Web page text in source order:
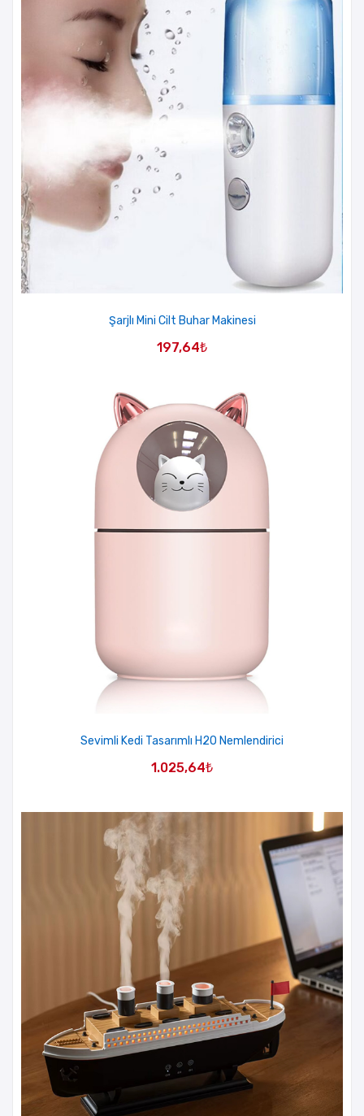
Şarjlı Mini Cilt Buhar Makinesi
197,64₺
Sevimli Kedi Tasarımlı H2O Nemlendirici
1.025,64₺